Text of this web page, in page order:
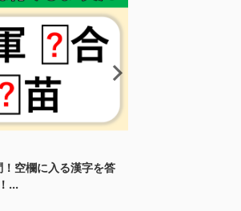
！空欄に入る漢字を答
...